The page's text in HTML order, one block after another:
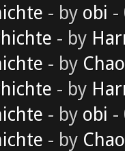
- by obi -
- by
- by
- by
- by obi -
- by